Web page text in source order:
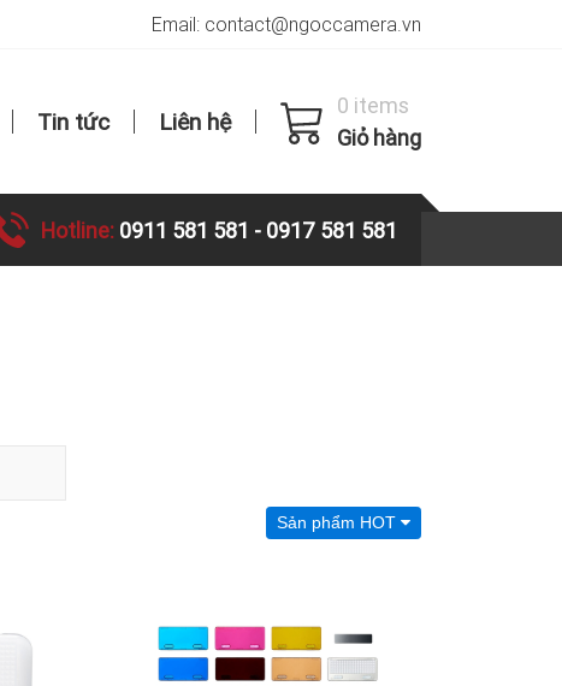
Email: contact@ngoccamera.vn
Tin tức Liên hệ
0 items
Giỏ hàng
Hotline: 0911 581 581 - 0917 581 581
Sản phẩm HOT